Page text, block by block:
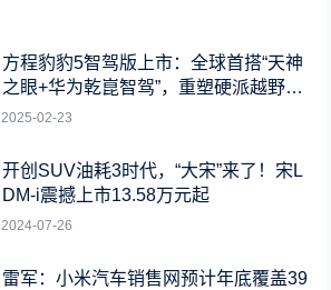
方程豹豹5智驾版上市：全球首搭“天神
之眼+华为乾崑智驾”，重塑硬派越野新
标杆
2025-02-23
开创SUV油耗3时代，“大宋”来了！宋L
DM-i震撼上市13.58万元起
2024-07-26
雷军：小米汽车销售网预计年底覆盖39